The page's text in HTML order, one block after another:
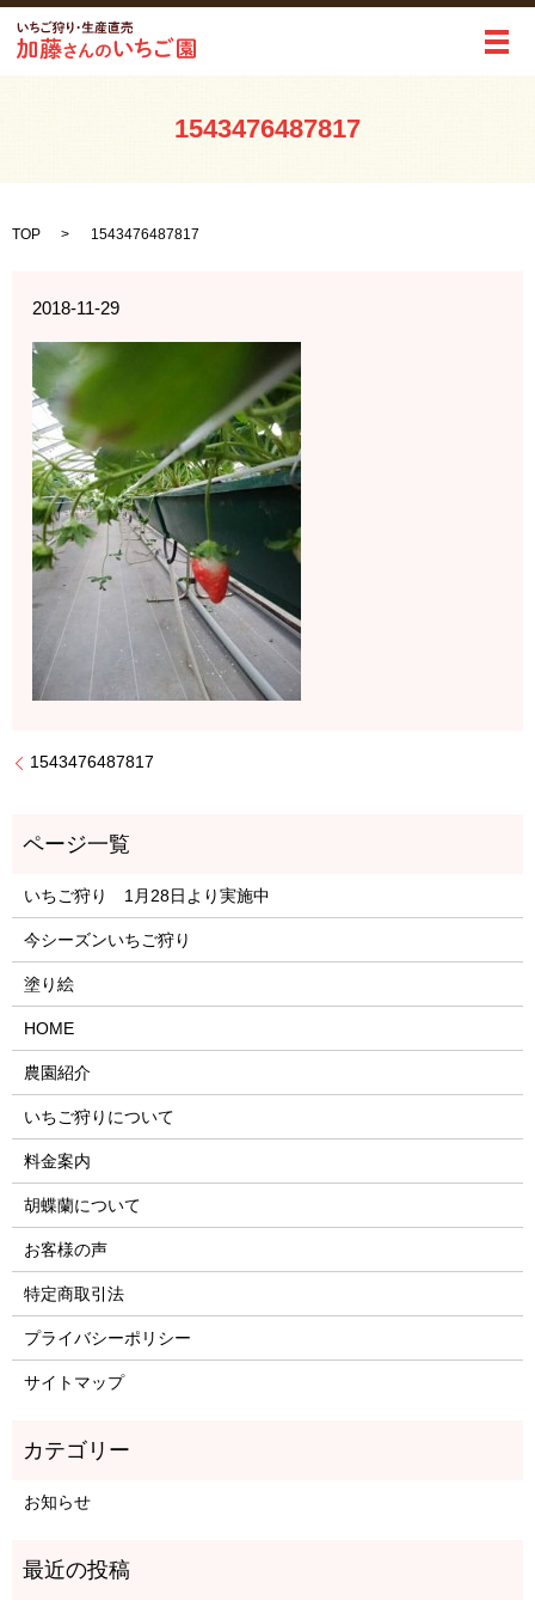
メ
1543476487817
TOP 1543476487817
2018-11-29
1543476487817
いちご狩り 1月28日より実施中
今シーズンいちご狩り
塗り絵
HOME
農園紹介
いちご狩りについて
料金案内
胡蝶蘭について
お客様の声
特定商取引法
プライバシーポリシー
サイトマップ
お知らせ